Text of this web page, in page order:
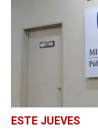
ESTE JUEVES